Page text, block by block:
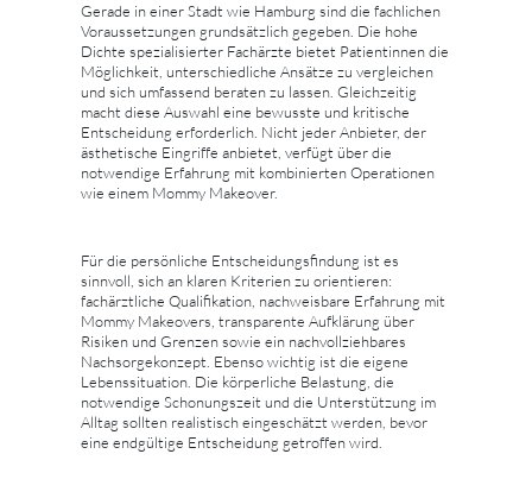
Gerade in einer Stadt wie Hamburg sind die fachlichen
Voraussetzungen grundsätzlich gegeben. Die hohe
Dichte spezialisierter Fachärzte bietet Patientinnen die
Möglichkeit, unterschiedliche Ansätze zu vergleichen
und sich umfassend beraten zu lassen. Gleichzeitig
macht diese Auswahl eine bewusste und kritische
Entscheidung erforderlich. Nicht jeder Anbieter, der
ästhetische Eingriffe anbietet, verfügt über die
notwendige Erfahrung mit kombinierten Operationen
wie einem Mommy Makeover.
Für die persönliche Entscheidungsfindung ist es
sinnvoll, sich an klaren Kriterien zu orientieren:
fachärztliche Qualifikation, nachweisbare Erfahrung mit
Mommy Makeovers, transparente Aufklärung über
Risiken und Grenzen sowie ein nachvollziehbares
Nachsorgekonzept. Ebenso wichtig ist die eigene
Lebenssituation. Die körperliche Belastung, die
notwendige Schonungszeit und die Unterstützung im
Alltag sollten realistisch eingeschätzt werden, bevor
eine endgültige Entscheidung getroffen wird.